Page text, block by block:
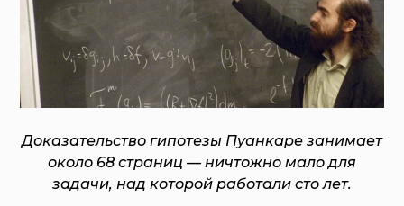
Доказательство гипотезы Пуанкаре занимает
около 68 страниц — ничтожно мало для
задачи, над которой работали сто лет.